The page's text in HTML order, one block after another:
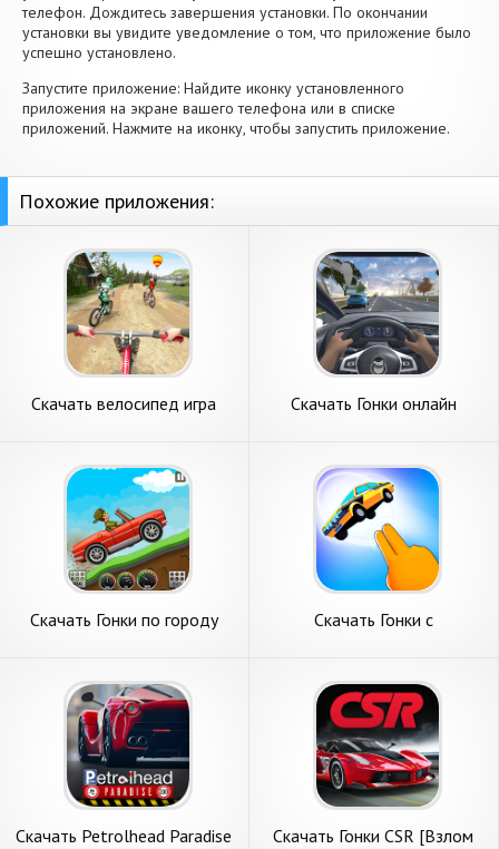
телефон. Дождитесь завершения установки. По окончании
установки вы увидите уведомление о том, что приложение было
успешно установлено.
Запустите приложение: Найдите иконку установленного
приложения на экране вашего телефона или в списке
приложений. Нажмите на иконку, чтобы запустить приложение.
Похожие приложения:
Скачать велосипед игра
Андроид
Скачать Гонки онлайн
Скачать Гонки по городу
Скачать Гонки с
Скачать Petrolhead Paradise
Скачать Гонки CSR [Взлом